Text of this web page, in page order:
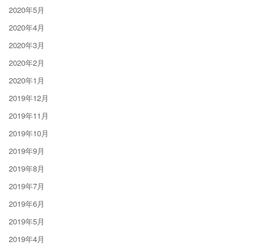
2020年5月
2020年4月
2020年3月
2020年2月
2020年1月
2019年12月
2019年11月
2019年10月
2019年9月
2019年8月
2019年7月
2019年6月
2019年5月
2019年4月